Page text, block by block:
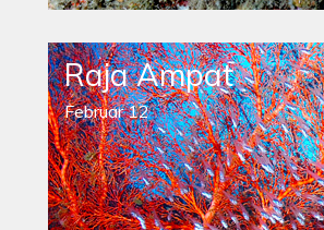
Raja Ampat
Februar 12